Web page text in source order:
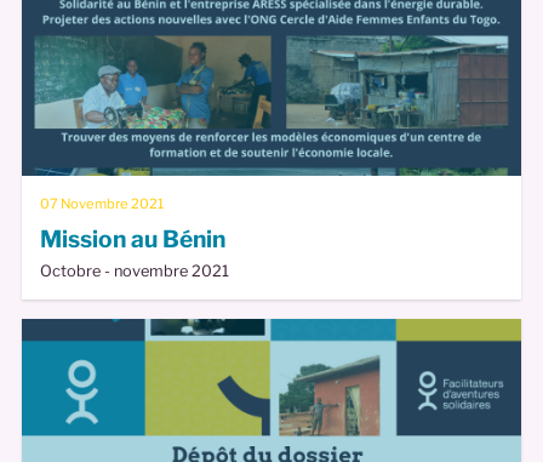
Mission au Bénin
Octobre - novembre 2021
07 Novembre 2021